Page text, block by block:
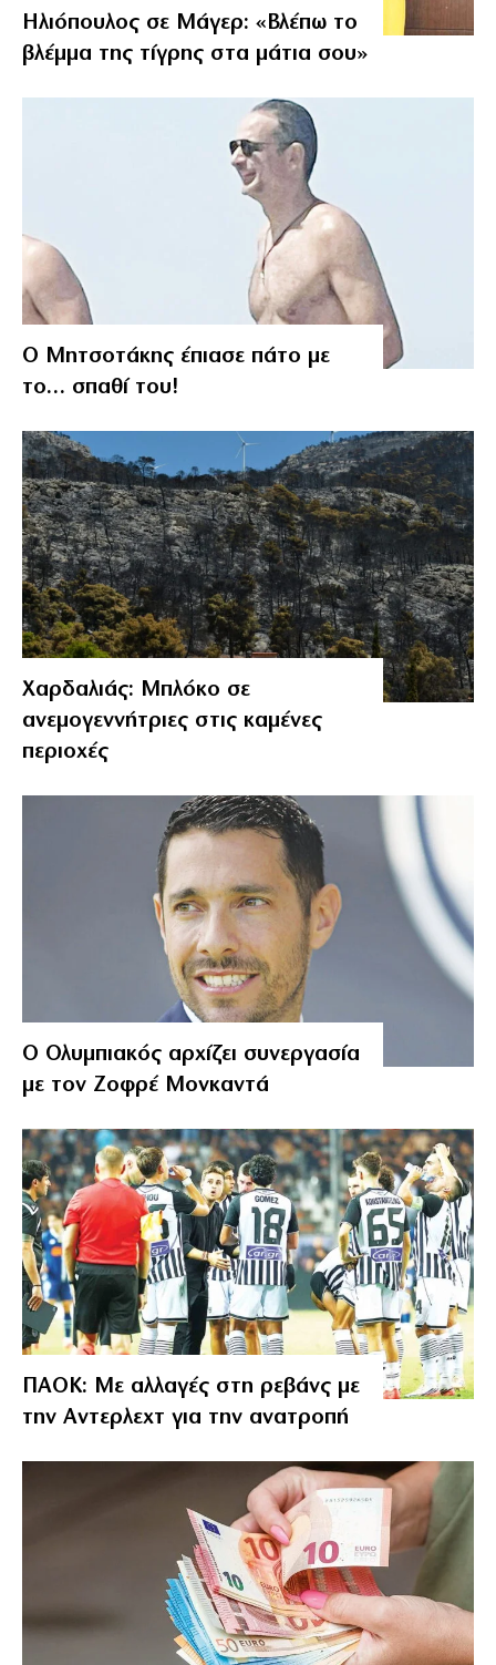
Ηλιόπουλος σε Μάγερ: «Βλέπω το
βλέμμα της τίγρης στα μάτια σου»
Ο Μητσοτάκης έπιασε πάτο με
το… σπαθί του!
Χαρδαλιάς: Μπλόκο σε
ανεμογεννήτριες στις καμένες
περιοχές
Ο Ολυμπιακός αρχίζει συνεργασία
με τον Ζοφρέ Μονκαντά
ΠΑΟΚ: Με αλλαγές στη ρεβάνς με
την Αντερλεχτ για την ανατροπή